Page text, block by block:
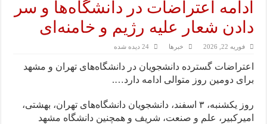
ادامه اعتراضات در دانشگاه‌ها و سر
دادن شعار علیه رژیم و خامنه‌ای
فوریه 22, 2026 خبرها 24 دیده شده
اعتراضات گسترده دانشجویان در دانشگاه‌های تهران و مشهد
برای دومین روز متوالی ادامه دارد….
روز یکشنبه، ۳ اسفند، دانشجویان دانشگاه‌های تهران، بهشتی،
امیرکبیر، علم و صنعت، شریف و همچنین دانشگاه مشهد